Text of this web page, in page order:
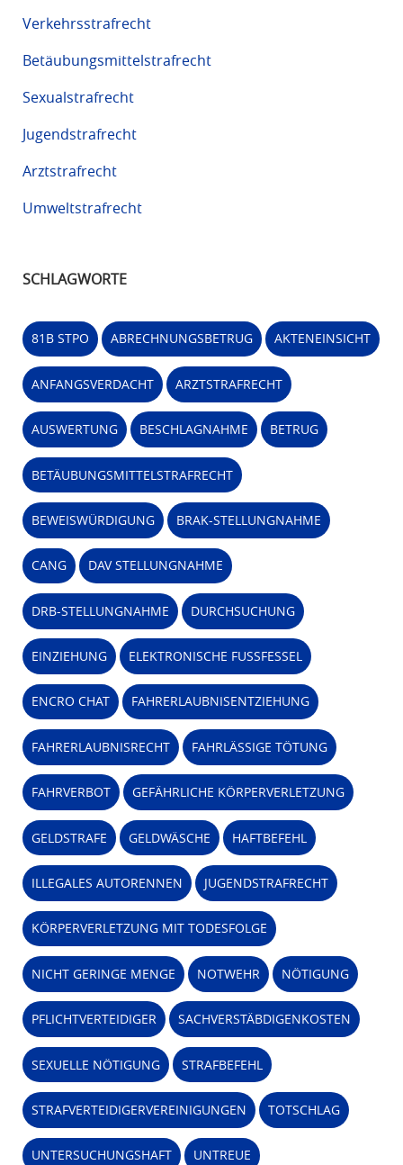
Verkehrsstrafrecht
Betäubungsmittelstrafrecht
Sexualstrafrecht
Jugendstrafrecht
Arztstrafrecht
Umweltstrafrecht
SCHLAGWORTE
81B STPO ABRECHNUNGSBETRUG AKTENEINSICHT
ANFANGSVERDACHT ARZTSTRAFRECHT
AUSWERTUNG BESCHLAGNAHME BETRUG
BETÄUBUNGSMITTELSTRAFRECHT
BEWEISWÜRDIGUNG BRAK-STELLUNGNAHME
CANG DAV STELLUNGNAHME
DRB-STELLUNGNAHME DURCHSUCHUNG
EINZIEHUNG ELEKTRONISCHE FUSSFESSEL
ENCRO CHAT FAHRERLAUBNISENTZIEHUNG
FAHRERLAUBNISRECHT FAHRLÄSSIGE TÖTUNG
FAHRVERBOT GEFÄHRLICHE KÖRPERVERLETZUNG
GELDSTRAFE GELDWÄSCHE HAFTBEFEHL
ILLEGALES AUTORENNEN JUGENDSTRAFRECHT
KÖRPERVERLETZUNG MIT TODESFOLGE
NICHT GERINGE MENGE NOTWEHR NÖTIGUNG
PFLICHTVERTEIDIGER SACHVERSTÄBDIGENKOSTEN
SEXUELLE NÖTIGUNG STRAFBEFEHL
STRAFVERTEIDIGERVEREINIGUNGEN TOTSCHLAG
UNTERSUCHUNGSHAFT UNTREUE